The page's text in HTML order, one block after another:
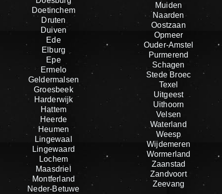
Doetinchem
Druten
Duiven
Ede
Elburg
Epe
Ermelo
Geldermalsen
Groesbeek
Harderwijk
Hattem
Heerde
Heumen
Lingewaal
Lingewaard
Lochem
Maasdriel
Montferland
Neder-Betuwe
Muiden
Naarden
Oostzaan
Opmeer
Ouder-Amstel
Purmerend
Schagen
Stede Broec
Texel
Uitgeest
Uithoorn
Velsen
Waterland
Weesp
Wijdemeren
Wormerland
Zaanstad
Zandvoort
Zeevang